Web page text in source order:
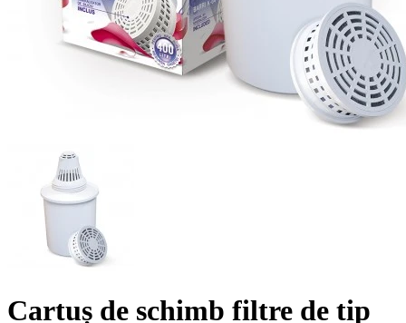
Cartuș de schimb filtre de tip